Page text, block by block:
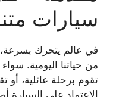
سيارات
في عالم يتحرك بسرعة،
من حياتنا اليومية.
تقوم برحلة عائلية،
الاعتماد على السيارة